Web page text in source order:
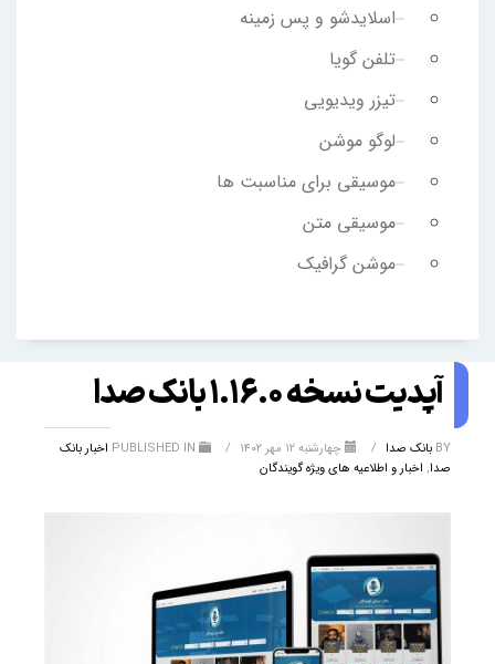
اسلایدشو و پس زمینه
تلفن گویا
تیزر ویدیویی
لوگو موشن
موسیقی برای مناسبت ها
موسیقی متن
موشن گرافیک
آپدیت نسخه ۱.۱۶.۰ بانک صدا
BY بانک صدا / چهارشنبه ۱۲ مهر ۱۴۰۲ /
اخبار بانک
صدا, اخبار و اطلاعیه های ویژه گویندگان